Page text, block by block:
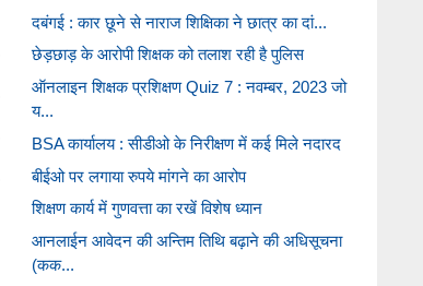
दबंगई : कार छूने से नाराज शिक्षिका ने छात्र का दां...
छेड़छाड़ के आरोपी शिक्षक को तलाश रही है पुलिस
ऑनलाइन शिक्षक प्रशिक्षण Quiz 7 : नवम्बर, 2023 जो
य...
BSA कार्यालय : सीडीओ के निरीक्षण में कई मिले नदारद
बीईओ पर लगाया रुपये मांगने का आरोप
शिक्षण कार्य में गुणवत्ता का रखें विशेष ध्यान
आनलाईन आवेदन की अन्तिम तिथि बढ़ाने की अधिसूचना
(कक...